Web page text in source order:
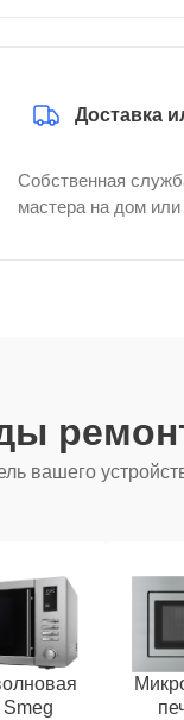
Доставка
Собственная
мастера на дом
вашего
Smeg